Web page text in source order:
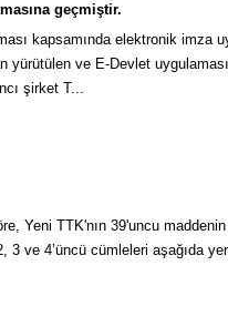
geçmiştir.
kapsamında elektronik imza
yürütülen ve E-Devlet
şirket T...
Yeni TTK'nın 39'uncu
ve 4’üncü cümleleri aşağıda